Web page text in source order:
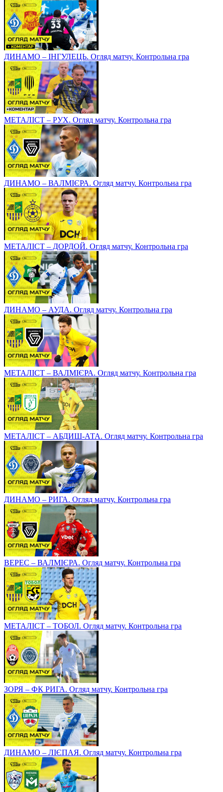
ДИНАМО – ІНГУЛЕЦЬ. Огляд матчу. Контрольна гра
МЕТАЛІСТ – РУХ. Огляд матчу. Контрольна гра
ДИНАМО – ВАЛМІЄРА. Огляд матчу. Контрольна гра
МЕТАЛІСТ – ДОРДОЙ. Огляд матчу. Контрольна гра
ДИНАМО – АУДА. Огляд матчу. Контрольна гра
МЕТАЛІСТ – ВАЛМІЄРА. Огляд матчу. Контрольна гра
МЕТАЛІСТ – АБДИШ-АТА. Огляд матчу. Контрольна гра
ДИНАМО – РИГА. Огляд матчу. Контрольна гра
ВЕРЕС – ВАЛМІЄРА. Огляд матчу. Контрольна гра
МЕТАЛІСТ – ТОБОЛ. Огляд матчу. Контрольна гра
ЗОРЯ – ФК РИГА. Огляд матчу. Контрольна гра
ДИНАМО – ЛІЄПАЯ. Огляд матчу. Контрольна гра